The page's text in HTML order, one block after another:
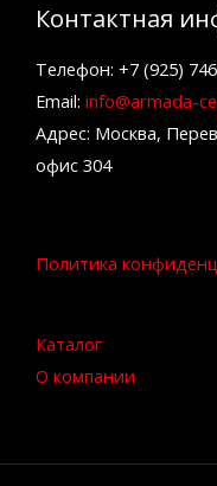
Контактная
Телефон: +7 (925)
Email: info@armada-
Адрес: Москва,
офис 304
Политика
Каталог
О компании